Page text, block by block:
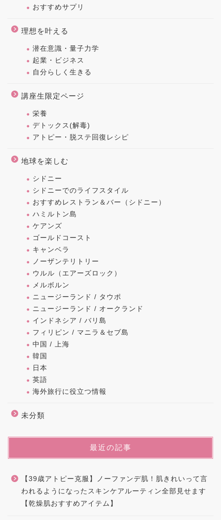
おすすめサプリ
理想を叶える
潜在意識・量子力学
起業・ビジネス
自分らしく生きる
講座生限定ページ
栄養
デトックス(解毒)
アトピー・脱ステ回復レシピ
地球を楽しむ
シドニー
シドニーでのライフスタイル
おすすめレストラン＆バー（シドニー）
ハミルトン島
ケアンズ
ゴールドコースト
キャンベラ
ノーザンテリトリー
ウルル（エアーズロック）
メルボルン
ニュージーランド / タウポ
ニュージーランド / オークランド
インドネシア / バリ島
フィリピン / マニラ＆セブ島
中国 / 上海
韓国
日本
英語
海外旅行に役立つ情報
未分類
最近の記事
【39歳アトピー克服】ノーファンデ肌！肌きれいって言
われるようになったスキンケアルーティン全部見せます
【乾燥肌おすすめアイテム】